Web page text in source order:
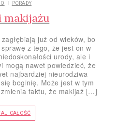
PORADY
makijażu
już od wieków, bo
z tego, że jest on w
urody, ale i
mogą nawet powiedzieć, że
najbardziej nieurodziwa
boginię. Może jest w tym
faktu, że makijaż […]
CAŁOŚĆ